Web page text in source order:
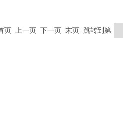
页 上一页 下一页 末页 跳转到第